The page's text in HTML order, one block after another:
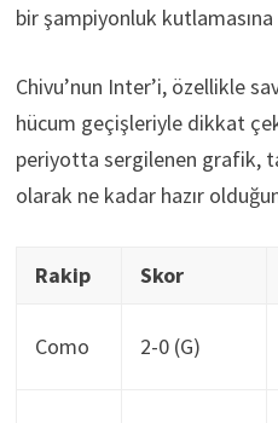
bir şampiyonluk
Chivu’nun Inter’i, özellikle
hücum geçişleriyle dikkat
periyotta sergilenen grafik,
olarak ne kadar hazır
Rakip Skor
Como 2-0 (G)